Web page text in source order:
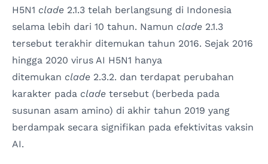
H5N1 clade 2.1.3 telah berlangsung di Indonesia
selama lebih dari 10 tahun. Namun clade 2.1.3
tersebut terakhir ditemukan tahun 2016. Sejak 2016
hingga 2020 virus AI H5N1 hanya
ditemukan clade 2.3.2. dan terdapat perubahan
karakter pada clade tersebut (berbeda pada
susunan asam amino) di akhir tahun 2019 yang
berdampak secara signifikan pada efektivitas vaksin
AI.